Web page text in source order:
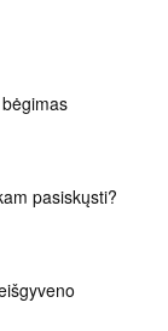
pasiskųsti?